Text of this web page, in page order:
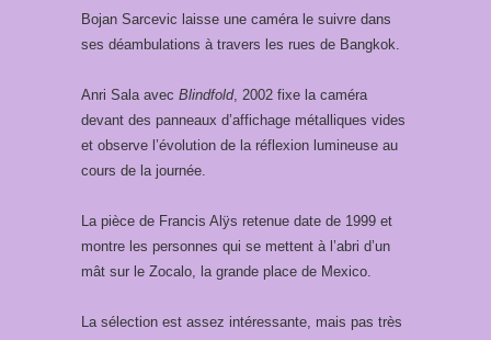
Bojan Sarcevic laisse une caméra le suivre dans
ses déambulations à travers les rues de Bangkok.
Anri Sala avec Blindfold, 2002 fixe la caméra
devant des panneaux d’affichage métalliques vides
et observe l’évolution de la réflexion lumineuse au
cours de la journée.
La pièce de Francis Alÿs retenue date de 1999 et
montre les personnes qui se mettent à l’abri d’un
mât sur le Zocalo, la grande place de Mexico.
La sélection est assez intéressante, mais pas très